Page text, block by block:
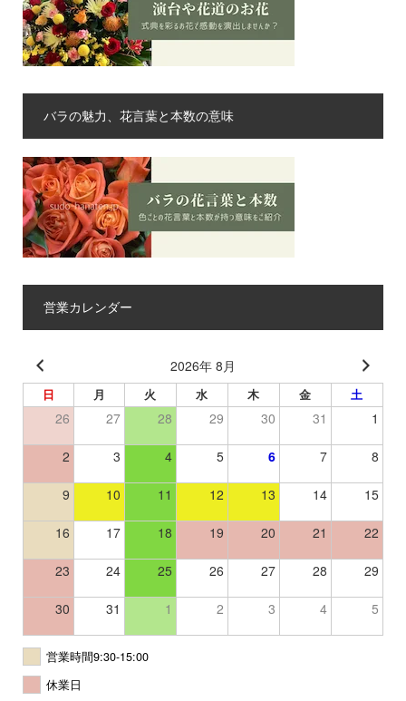
バラの魅力、花言葉と本数の意味
営業カレンダー
2026年 8月
日 月 火 水 木 金 土
26 27 28 29 30 31 1
2 3 4 5 6 7 8
9 10 11 12 13 14 15
16 17 18 19 20 21 22
23 24 25 26 27 28 29
30 31 1 2 3 4 5
営業時間9:30-15:00
休業日